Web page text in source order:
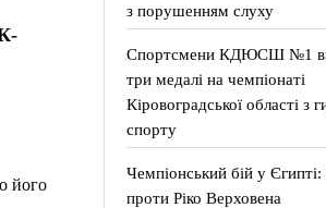
його
з порушенням слуху
Спортсмени КДЮСШ №1
три медалі на чемпіонаті
Кіровоградської області з
спорту
Чемпіонський бій у
проти Ріко Верховена